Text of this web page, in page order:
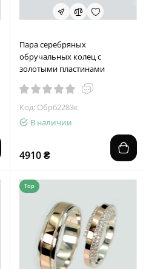
Пара серебряных
обручальных колец с
золотыми пластинами
Код: Обр62283к
В наличии
4910 ₴
Top